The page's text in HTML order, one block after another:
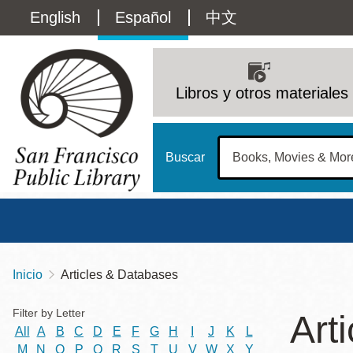
contenido
Language
switcher
(Content)
English Español 中文
navigation
Libros y otros materiales
Buscar
Address
100 Larkin Street
Contact
415-557-4400
12 - 6
Sobrescribir
enlaces
de
Inicio Articles & Databases
Filter & Sort Results
Filter by Letter
All A B C D E F G H J K
L
M
N O P Q R S T U V W X
Y